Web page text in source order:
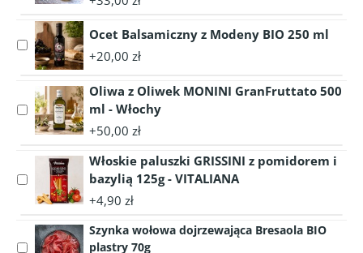
młynek
80g
Parmezan
Parmigiano
Reggiano
200g
Select
accessory
Balsamiczny
Modeny
Ocet Balsamiczny z Modeny BIO 250 ml
+20,00 zł
Select
accessory
Oliwek
MONINI
500
ml
Oliwa z Oliwek MONINI GranFruttato 500
ml - Włochy
+50,00 zł
Select
accessory
paluszki
GRISSINI
Włoskie paluszki GRISSINI z pomidorem i
bazylią 125g - VITALIANA
+4,90 zł
Select
Szynka wołowa dojrzewająca Bresaola BIO
plastry 70g